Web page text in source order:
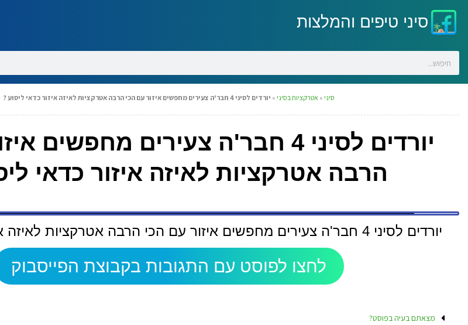
סיני טיפים והמלצות
סיני » אטרקציות בסיני » יורדים לסיני 4 חבר'ה צעירים מחפשים איזור עם הכי הרבה אטרקציות לאיזה איזור כדאי ליסוע ?
יורדים לסיני 4 חבר'ה צעירים מחפשים
הרבה אטרקציות לאיזה איזור כדאי
יורדים לסיני 4 חבר'ה צעירים מחפשים איזור עם הכי הרבה אטרקציות לאיזה איזור כדאי ליסוע ?
לחצו לפוסט עם התגובות בקבוצת הפייסבוק
מצאתם בעיה בפוסט?